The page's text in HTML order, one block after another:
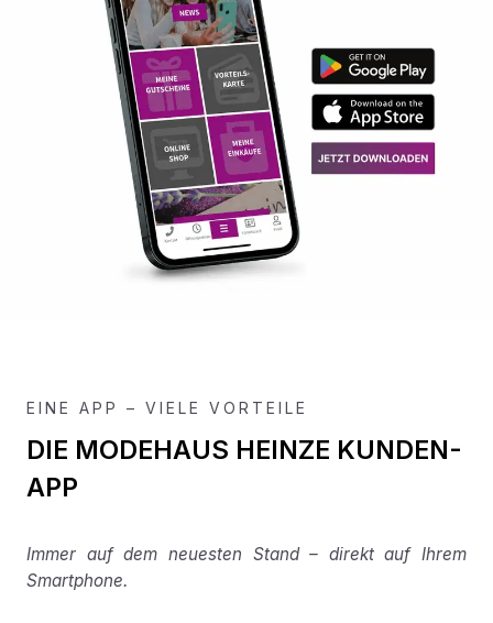
EINE APP – VIELE VORTEILE
DIE MODEHAUS HEINZE KUNDEN-
APP
Immer auf dem neuesten Stand – direkt auf Ihrem
Smartphone.